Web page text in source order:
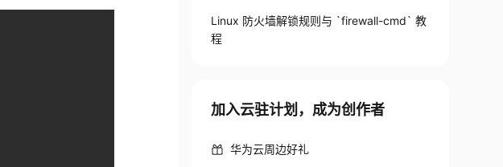
Linux 防火墙解锁规则与 `firewall-cmd` 教
程
加入云驻计划，成为创作者
华为云周边好礼